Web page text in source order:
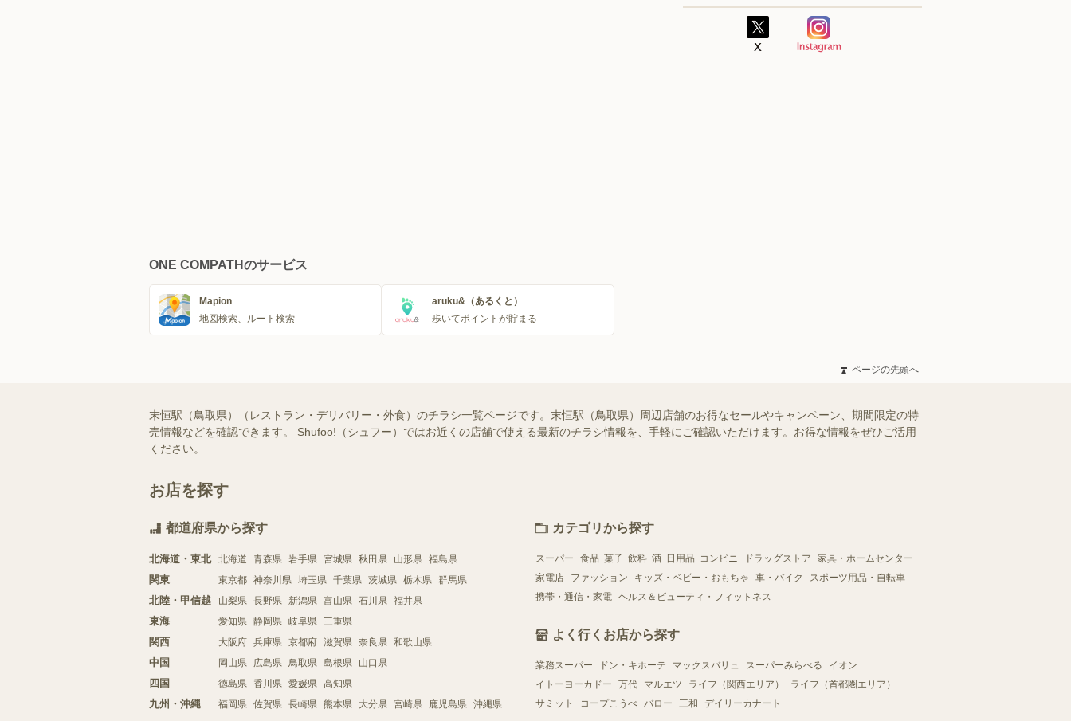
ONE COMPATHのサービス
Mapion
地図検索、ルート検索
aruku&（あるくと）
歩いてポイントが貯まる
ページの先頭へ
末恒駅（鳥取県）（レストラン・デリバリー・外食）のチラシ一覧ページです。末恒駅（鳥取県）周辺店舗のお得なセールやキャンペーン、期間限定の特
売情報などを確認できます。 Shufoo!（シュフー）ではお近くの店舗で使える最新のチラシ情報を、手軽にご確認いただけます。お得な情報をぜひご活用
ください。
お店を探す
都道府県から探す
北海道・東北 北海道 青森県 岩手県 宮城県 秋田県 山形県 福島県
関東 東京都 神奈川県 埼玉県 千葉県 茨城県 栃木県 群馬県
北陸・甲信越 山梨県 長野県 新潟県 富山県 石川県 福井県
東海 愛知県 静岡県 岐阜県 三重県
関西 大阪府 兵庫県 京都府 滋賀県 奈良県 和歌山県
中国 岡山県 広島県 鳥取県 島根県 山口県
四国 徳島県 香川県 愛媛県 高知県
九州・沖縄 福岡県 佐賀県 長崎県 熊本県 大分県 宮崎県 鹿児島県 沖縄県
カテゴリから探す
スーパー 食品･菓子･飲料･酒･日用品･コンビニ ドラッグストア
家具・ホームセンター
家電店
ファッション キッズ・ベビー・おもちゃ 車・バイク
スポーツ用品・自転車
携帯・通信・家電 ヘルス＆ビューティ・フィットネス
よく行くお店から探す
業務スーパー ドン・キホーテ マックスバリュ スーパーみらべる
イオン
イトーヨーカドー
万代 マルエツ ライフ（関西エリア）
ライフ（首都圏エリア）
サミット
コープこうべ バロー 三和 デイリーカナート